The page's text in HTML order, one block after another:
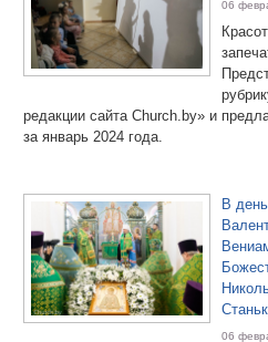
06
редакции сайта Church.by» и
за январь 2024 года.
В
06